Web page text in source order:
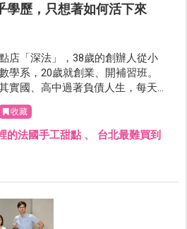
學歷，只想著如何活下來
店「深法」，38歲的創辦人從小
學系，20歲就創業、開補習班。
實國、高中過著負債人生，每天
力賺錢養活自己。
收藏
的法國手工甜點、 台北最難買到